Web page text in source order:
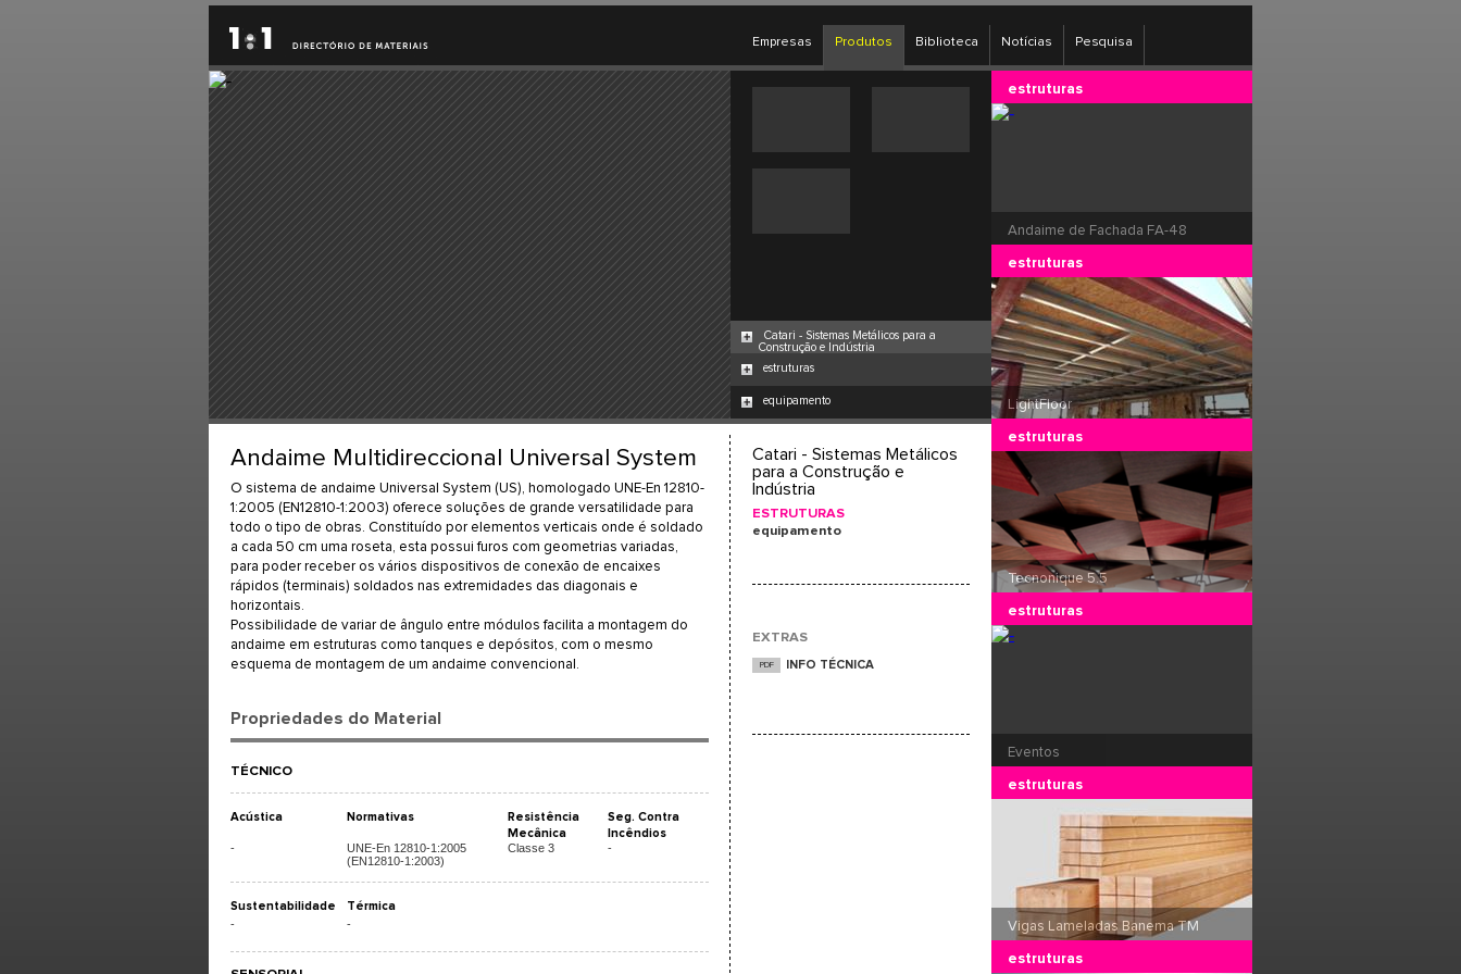
Empresas Produtos Biblioteca Notícias Pesquisa
Catari - Sistemas Metálicos para a
Construção e Indústria
estruturas
equipamento
Andaime Multidireccional Universal System
O sistema de andaime Universal System (US), homologado UNE-En 12810-
1:2005 (EN12810-1:2003) oferece soluções de grande versatilidade para
todo o tipo de obras. Constituído por elementos verticais onde é soldado
a cada 50 cm uma roseta, esta possui furos com geometrias variadas,
para poder receber os vários dispositivos de conexão de encaixes
rápidos (terminais) soldados nas extremidades das diagonais e
horizontais.
Possibilidade de variar de ângulo entre módulos facilita a montagem do
andaime em estruturas como tanques e depósitos, com o mesmo
esquema de montagem de um andaime convencional.
Propriedades do Material
TÉCNICO
Acústica Normativas
Resistência
Mecânica
Seg. Contra
Incêndios
-
UNE-En 12810-1:2005
(EN12810-1:2003)
Classe 3 -
Sustentabilidade Térmica
- -
Catari - Sistemas Metálicos
para a Construção e
Indústria
ESTRUTURAS
equipamento
EXTRAS
PDF INFO TÉCNICA
estruturas
Andaime de Fachada FA-48
estruturas
LightFloor
estruturas
Tecnonique 5.5
estruturas
Eventos
estruturas
Vigas Lameladas Banema TM
estruturas